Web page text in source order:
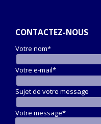
CONTACTEZ-NOUS
Votre nom*
Votre e-mail*
Sujet de votre message
Votre message*